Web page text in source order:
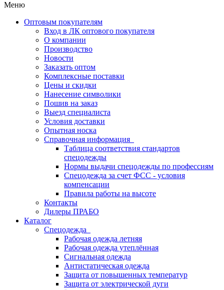
Меню
Оптовым покупателям
Вход в ЛК оптового покупателя
О компании
Производство
Новости
Заказать оптом
Комплексные поставки
Цены и скидки
Нанесение символики
Пошив на заказ
Выезд специалиста
Условия доставки
Опытная носка
Справочная информация
Таблица соответствия стандартов
спецодежды
Нормы выдачи спецодежды по профессиям
Спецодежда за счет ФСС - условия
компенсации
Правила работы на высоте
Контакты
Дилеры ПРАБО
Каталог
Спецодежда
Рабочая одежда летняя
Рабочая одежда утеплённая
Сигнальная одежда
Антистатическая одежда
Защита от повышенных температур
Защита от электрической дуги